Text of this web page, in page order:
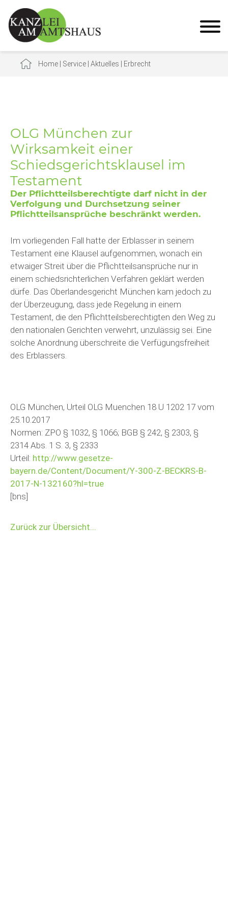
Home Service Aktuelles Erbrecht
OLG München zur
Wirksamkeit einer
Schiedsgerichtsklausel im
Testament
Der Pflichtteilsberechtigte darf nicht in der
Verfolgung und Durchsetzung seiner
Pflichtteilsansprüche beschränkt werden.
Im vorliegenden Fall hatte der Erblasser in seinem
Testament eine Klausel aufgenommen, wonach ein
etwaiger Streit über die Pflichtteilsansprüche nur in
einem schiedsrichterlichen Verfahren geklärt werden
dürfe. Das Oberlandesgericht München kam jedoch zu
der Überzeugung, dass jede Regelung in einem
Testament, die den Pflichtteilsberechtigten den Weg zu
den nationalen Gerichten verwehrt, unzulässig sei. Eine
solche Anordnung überschreite die Verfügungsfreiheit
des Erblassers.
OLG München, Urteil OLG Muenchen 18 U 1202 17 vom
25.10.2017
Normen: ZPO § 1032, § 1066; BGB § 242, § 2303, §
2314 Abs. 1 S. 3, § 2333
Urteil: http://www.gesetze-
bayern.de/Content/Document/Y-300-Z-BECKRS-B-
2017-N-132160?hl=true
[bns]
Zurück zur Übersicht...